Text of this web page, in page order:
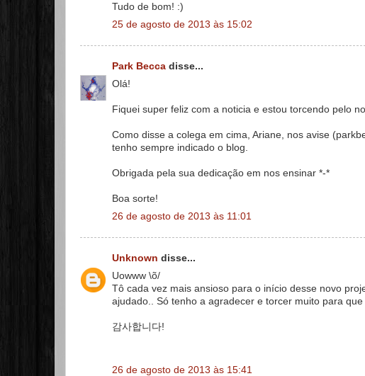
Tudo de bom! :)
25 de agosto de 2013 às 15:02
Park Becca disse...
Olá!
Fiquei super feliz com a noticia e estou torcendo pelo
Como disse a colega em cima, Ariane, nos avise
tenho sempre indicado o blog.
Obrigada pela sua dedicação em nos ensinar *-*
Boa sorte!
26 de agosto de 2013 às 11:01
Unknown disse...
Uowww \õ/
Tô cada vez mais ansioso para o início desse novo
ajudado.. Só tenho a agradecer e torcer muito para
감사합니다!
26 de agosto de 2013 às 15:41